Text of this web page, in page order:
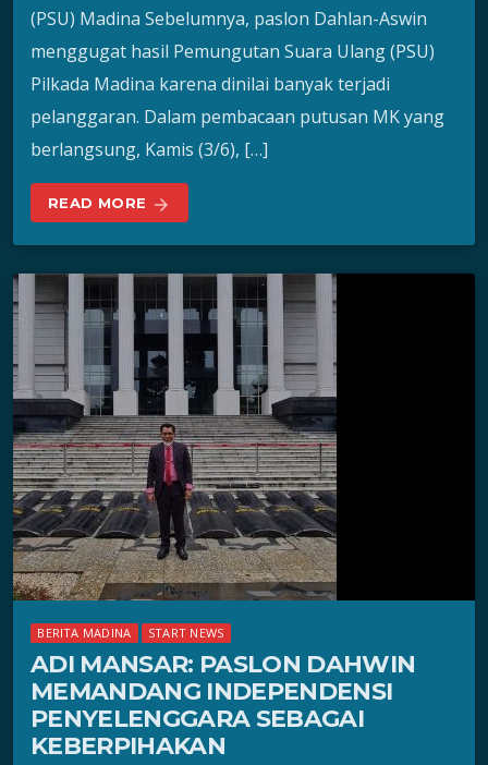
(PSU) Madina Sebelumnya, paslon Dahlan-Aswin
menggugat hasil Pemungutan Suara Ulang (PSU)
Pilkada Madina karena dinilai banyak terjadi
pelanggaran. Dalam pembacaan putusan MK yang
berlangsung, Kamis (3/6), […]
READ MORE arrow_forward
BERITA MADINA START NEWS
ADI MANSAR: PASLON DAHWIN
MEMANDANG INDEPENDENSI
PENYELENGGARA SEBAGAI
KEBERPIHAKAN